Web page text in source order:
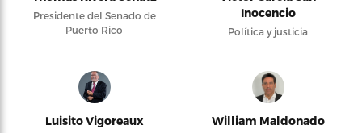
Presidente del Senado de
Puerto Rico
Inocencio
Política y justicia
Luisito Vigoreaux William Maldonado